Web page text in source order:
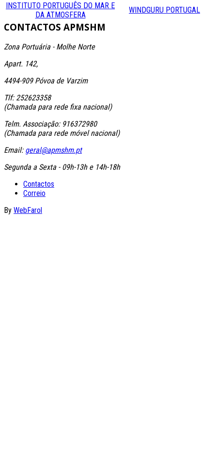
INSTITUTO PORTUGUÊS DO MAR E
DA ATMOSFERA
WINDGURU PORTUGAL
CONTACTOS APMSHM
Zona Portuária - Molhe Norte
Apart. 142,
4494-909 Póvoa de Varzim
Tlf: 252623358
(Chamada para rede fixa nacional)
Telm. Associação: 916372980
(Chamada para rede móvel nacional)
Email: geral@apmshm.pt
Segunda a Sexta - 09h-13h e 14h-18h
Contactos
Correio
By WebFarol